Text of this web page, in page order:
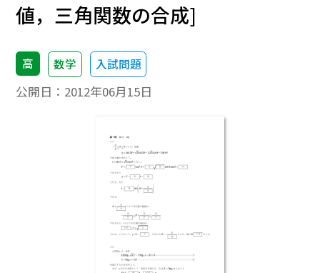
値，三角関数の合成]
高 数学 入試問題
公開日： 2012年06月15日